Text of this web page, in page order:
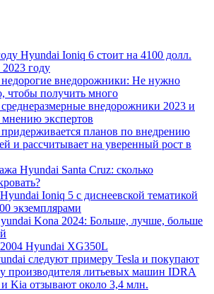
Hyundai Ioniq 6 стоит на 4100 долл.
году
внедорожники: Не нужно
чтобы получить много
внедорожники 2023 и
мнению экспертов
планов по внедрению
и рассчитывает на уверенный рост в
Hyundai Santa Cruz: сколько
Ioniq 5 с диснеевской тематикой
экземплярами
Kona 2024: Больше, лучше, больше
Hyundai XG350L
следуют примеру Tesla и покупают
производителя литьевых машин IDRA
Kia отзывают около 3,4 млн.